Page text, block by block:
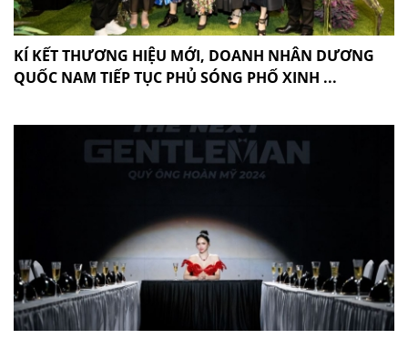
KÍ KẾT THƯƠNG HIỆU MỚI, DOANH NHÂN DƯƠNG
QUỐC NAM TIẾP TỤC PHỦ SÓNG PHỐ XINH ...